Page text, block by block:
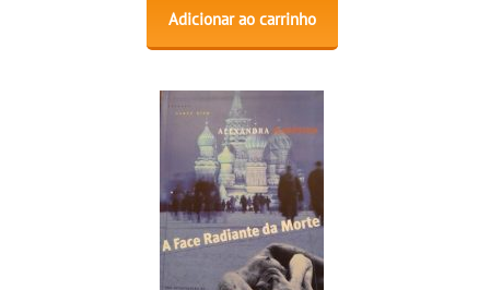
Adicionar ao carrinho